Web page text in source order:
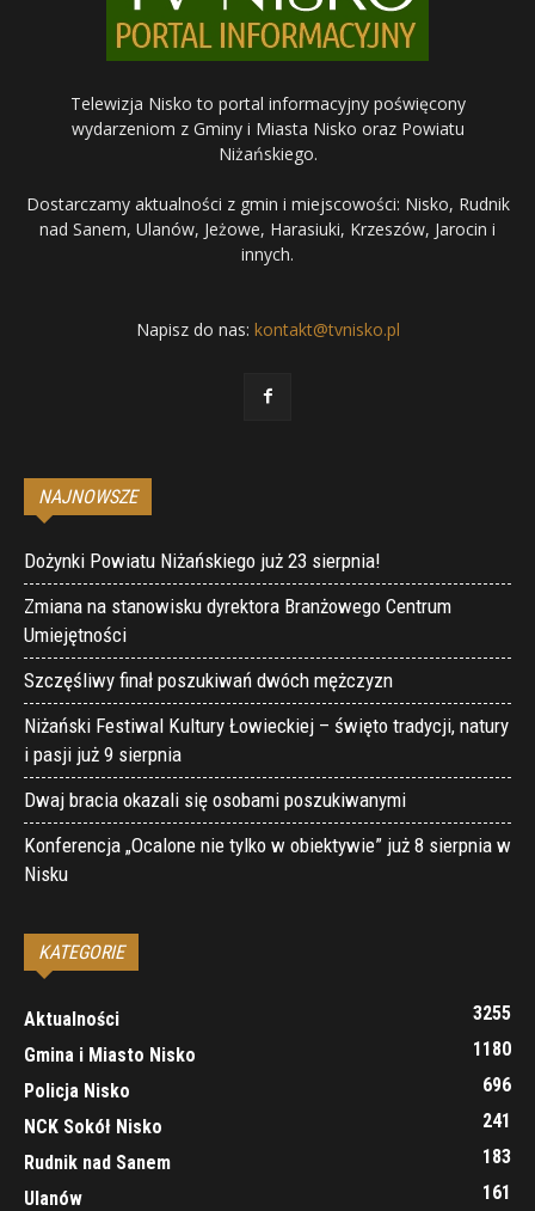
Telewizja Nisko to portal informacyjny poświęcony
wydarzeniom z Gminy i Miasta Nisko oraz Powiatu
Niżańskiego.
Dostarczamy aktualności z gmin i miejscowości: Nisko, Rudnik
nad Sanem, Ulanów, Jeżowe, Harasiuki, Krzeszów, Jarocin i
innych.
Napisz do nas: kontakt@tvnisko.pl
NAJNOWSZE
Dożynki Powiatu Niżańskiego już 23 sierpnia!
Zmiana na stanowisku dyrektora Branżowego Centrum
Umiejętności
Szczęśliwy finał poszukiwań dwóch mężczyzn
Niżański Festiwal Kultury Łowieckiej – święto tradycji, natury
i pasji już 9 sierpnia
Dwaj bracia okazali się osobami poszukiwanymi
Konferencja „Ocalone nie tylko w obiektywie” już 8 sierpnia w
Nisku
KATEGORIE
Aktualności
3255
Gmina i Miasto Nisko
1180
Policja Nisko
696
NCK Sokół Nisko
241
Rudnik nad Sanem
183
Ulanów
161